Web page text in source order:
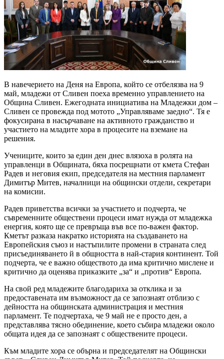
В навечерието на Деня на Европа, който се отбелязва на 9
май, младежи от Сливен поеха временно управлението на
Община Сливен. Ежегодната инициатива на Младежки дом –
Сливен се провежда под мотото „Управляваме заедно“. Тя е
фокусирана в насърчаване на активното гражданство и
участието на младите хора в процесите на вземане на
решения.
Учениците, които за един ден днес влязоха в ролята на
управленци в Общината, бяха посрещнати от кмета Стефан
Радев и неговия екип, председателя на местния парламент
Димитър Митев, началници на общински отдели, секретари
на комисии.
Радев приветства всички за участието и подчерта, че
съвременните обществени процеси имат нужда от младежка
енергия, която ще се превръща във все по-важен фактор.
Кметът разказа накратко историята на създаването на
Европейския съюз и настъпилите промени в страната след
присъединяването й в общността в най-стария континент. Той
подчерта, че е важно обществото да има критично мислене и
критично да оценява приказките „за“ и „против“ Европа.
На свой ред младежите благодариха за отклика и за
предоставената им възможност да се запознаят отблизо с
дейността на общинската администрация и местния
парламент. Те подчертаха, че 9 май не е просто ден, а
представлява тясно обединение, което събира младежи около
общата идея да се запознаят с обществените процеси.
Към младите хора се обърна и председателят на Общински